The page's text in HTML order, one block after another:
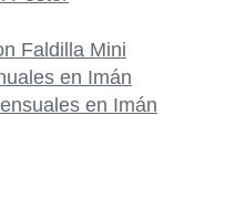
Faldilla Mini
en Imán
en Imán